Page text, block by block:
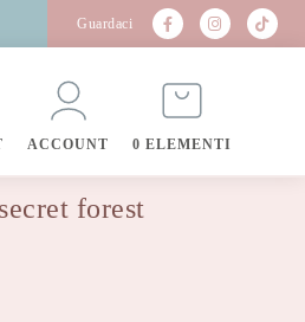
Guardaci
ACCOUNT 0 ELEMENTI
forest